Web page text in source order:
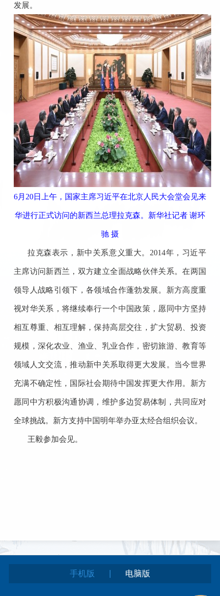
发展。
6月20日上午，国家主席习近平在北京人民大会堂会见来
华进行正式访问的新西兰总理拉克森。新华社记者 谢环
驰 摄
拉克森表示，新中关系意义重大。2014年，习近平
主席访问新西兰，双方建立全面战略伙伴关系。在两国
领导人战略引领下，各领域合作蓬勃发展。新方高度重
视对华关系，将继续奉行一个中国政策，愿同中方坚持
相互尊重、相互理解，保持高层交往，扩大贸易、投资
规模，深化农业、渔业、乳业合作，密切旅游、教育等
领域人文交流，推动新中关系取得更大发展。当今世界
充满不确定性，国际社会期待中国发挥更大作用。新方
愿同中方积极沟通协调，维护多边贸易体制，共同应对
全球挑战。新方支持中国明年举办亚太经合组织会议。
王毅参加会见。
手机版 电脑版